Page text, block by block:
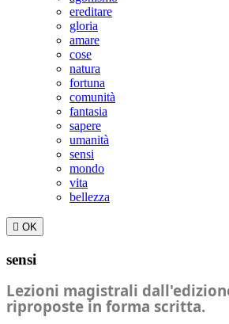
ereditare
gloria
amare
cose
natura
fortuna
comunità
fantasia
sapere
umanità
sensi
mondo
vita
bellezza
 OK
sensi
Lezioni magistrali
riproposte in forma scritta.